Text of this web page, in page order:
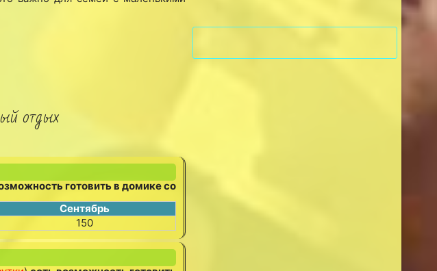
отдых
готовить в домике со
Сентябрь
150